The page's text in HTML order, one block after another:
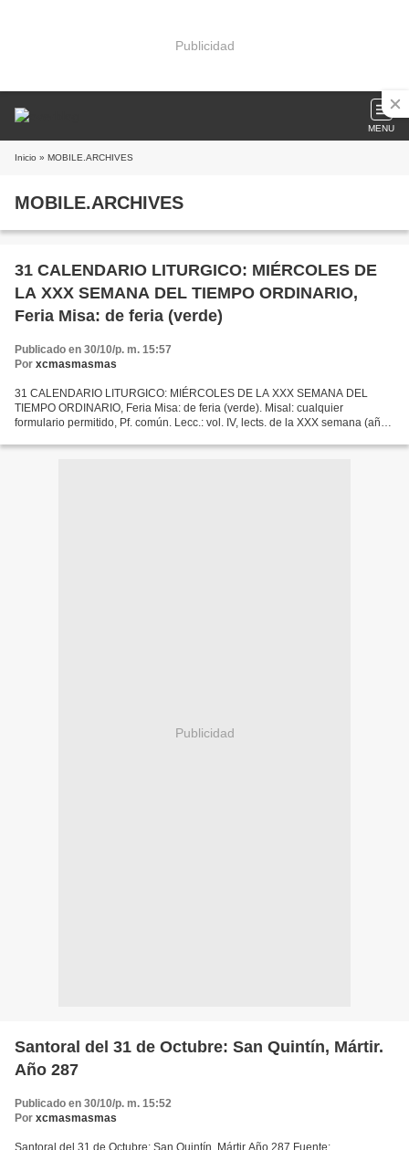
Publicidad
MENU
Inicio » MOBILE.ARCHIVES
MOBILE.ARCHIVES
31 CALENDARIO LITURGICO: MIÉRCOLES DE
LA XXX SEMANA DEL TIEMPO ORDINARIO,
Feria Misa: de feria (verde)
Publicado en 30/10/p. m. 15:57
Por xcmasmasmas
31 CALENDARIO LITURGICO: MIÉRCOLES DE LA XXX SEMANA DEL
TIEMPO ORDINARIO, Feria Misa: de feria (verde). Misal: cualquier
formulario permitido, Pf. común. Lecc.: vol. IV, lects. de la XXX semana (año
Publicidad
Santoral del 31 de Octubre: San Quintín, Mártir.
Año 287
Publicado en 30/10/p. m. 15:52
Por xcmasmasmas
Santoral del 31 de Octubre: San Quintín, Mártir Año 287 Fuente: